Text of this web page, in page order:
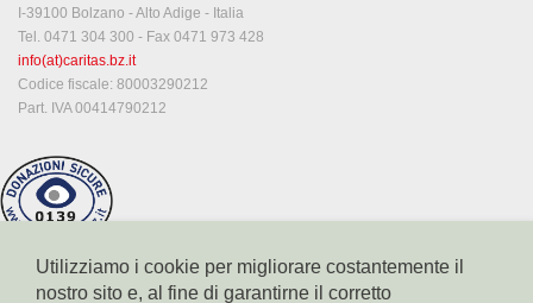
I-39100 Bolzano - Alto Adige - Italia
Tel. 0471 304 300 - Fax 0471 973 428
info(at)caritas.bz.it
Codice fiscale: 80003290212
Part. IVA 00414790212
Utilizziamo i cookie per migliorare costantemente il
nostro sito e, al fine di garantirne il corretto